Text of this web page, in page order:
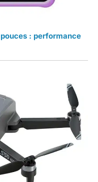
: performance